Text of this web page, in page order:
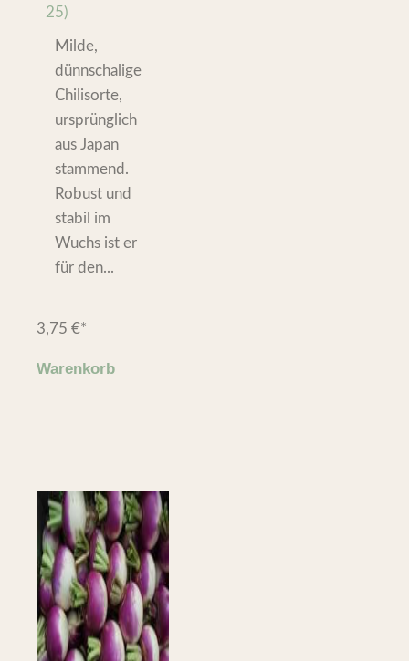
25)
Milde,
dünnschalige
Chilisorte,
ursprünglich
aus Japan
stammend.
Robust und
stabil im
Wuchs ist er
für den...
3,75 €*
Warenkorb